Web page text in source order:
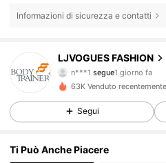
Informazioni di sicurezza e contatti
LJVOGUES FASHION
m***nsta navigando
4.82
2.2K Follower
63K Venduto recentemente
Segui
Ti Può Anche Piacere